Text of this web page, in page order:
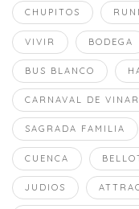
CHUPITOS
VIVIR BODEGA
BUS BLANCO
CARNAVAL DE
SAGRADA FAMILIA
CUENCA
JUDIOS